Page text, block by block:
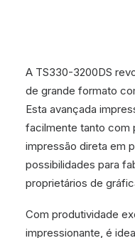
A TS330-3200DS
de grande formato
Esta avançada
facilmente tanto com
impressão direta em
possibilidades para
proprietários de
Com produtividade
impressionante, é